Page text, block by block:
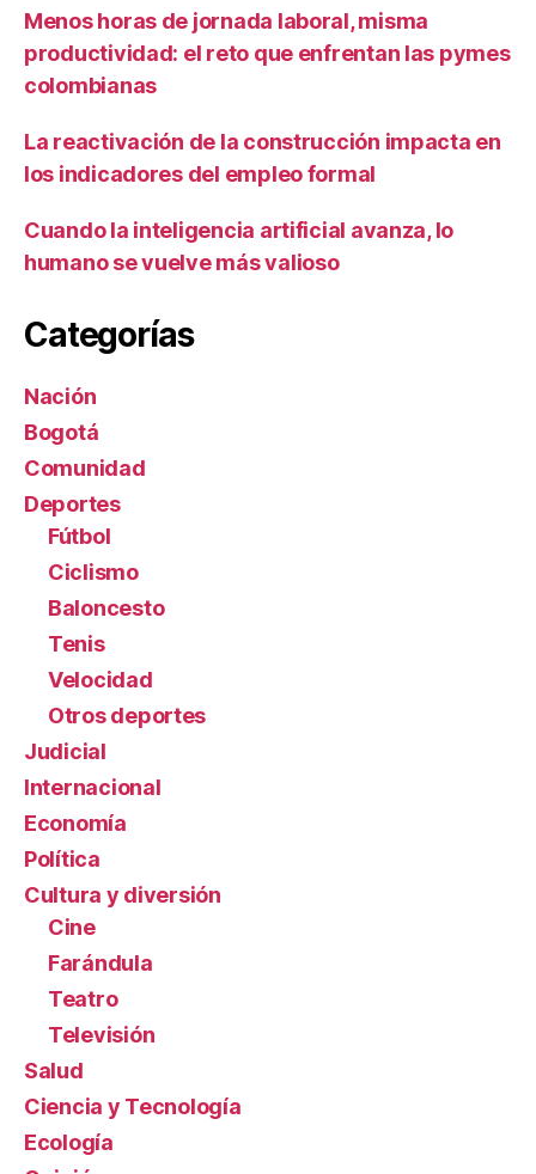
Menos horas de jornada laboral, misma
productividad: el reto que enfrentan las pymes
colombianas
La reactivación de la construcción impacta en
los indicadores del empleo formal
Cuando la inteligencia artificial avanza, lo
humano se vuelve más valioso
Categorías
Nación
Bogotá
Comunidad
Deportes
Fútbol
Ciclismo
Baloncesto
Tenis
Velocidad
Otros deportes
Judicial
Internacional
Economía
Política
Cultura y diversión
Cine
Farándula
Teatro
Televisión
Salud
Ciencia y Tecnología
Ecología